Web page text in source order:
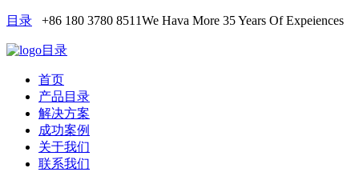
目录 +86 180 3780 8511We Hava More 35 Years Of Expeiences
目录
首页
产品目录
解决方案
成功案例
关于我们
联系我们